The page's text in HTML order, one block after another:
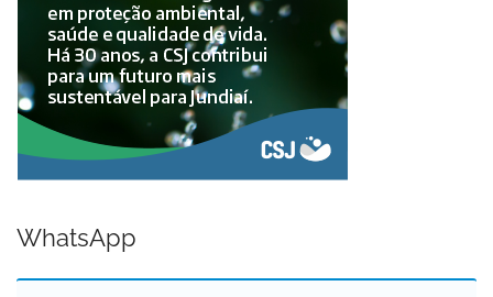
WhatsApp